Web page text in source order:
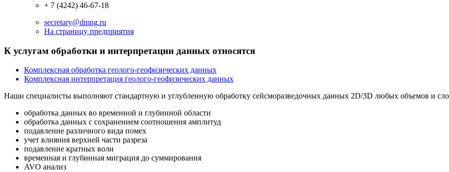
+ 7 (4242) 46-67-18
secretary@dmng.ru
На страницу предприятия
К услугам обработки и интерпретации данных относятся
Комплексная обработка геолого-геофизических данных
Комплексная интерпретация геолого-геофизических данных
Наши специалисты выполняют стандартную и углубленную обработку сейсморазведочных данных 2D/3D любых объемов и
обработка данных во временной и глубинной области
обработка данных с сохранением соотношения амплитуд
подавление различного вида помех
учет влияния верхней части разреза
подавление кратных волн
временная и глубинная миграция до суммирования
AVO анализ